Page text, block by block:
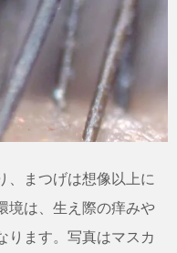
、まつげは想像以上に
境は、生え際の痒みや
ります。写真はマスカ